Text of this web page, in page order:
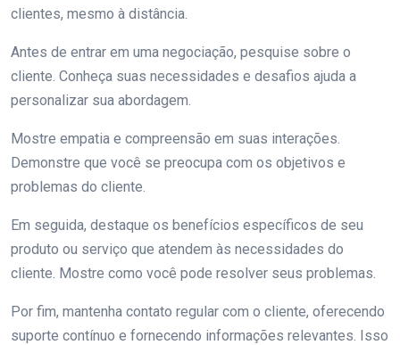
clientes, mesmo à distância.
Antes de entrar em uma negociação, pesquise sobre o
cliente. Conheça suas necessidades e desafios ajuda a
personalizar sua abordagem.
Mostre empatia e compreensão em suas interações.
Demonstre que você se preocupa com os objetivos e
problemas do cliente.
Em seguida, destaque os benefícios específicos de seu
produto ou serviço que atendem às necessidades do
cliente. Mostre como você pode resolver seus problemas.
Por fim, mantenha contato regular com o cliente, oferecendo
suporte contínuo e fornecendo informações relevantes. Isso